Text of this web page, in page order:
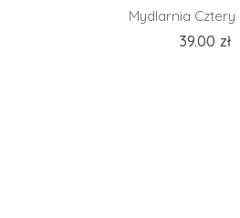
Mydlarnia Cztery
39.00 zł